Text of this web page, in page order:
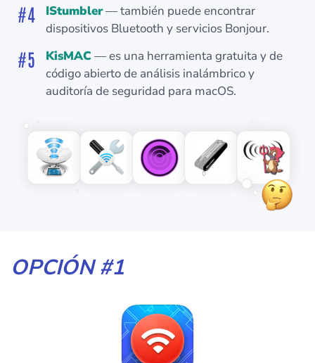
IStumbler— también puede encontrar
dispositivos Bluetooth y servicios Bonjour.
KisMAC — es una herramienta gratuita y de
código abierto de análisis inalámbrico y
auditoría de seguridad para macOS.
OPCIÓN #1